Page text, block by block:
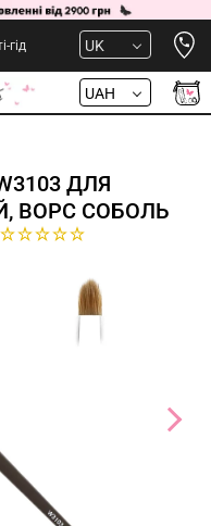
гід UK
UAH
ДЛЯ
ВОРС СОБОЛЬ